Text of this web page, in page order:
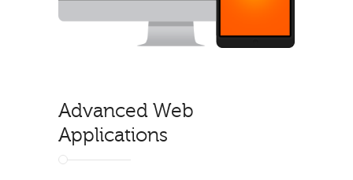
Advanced Web
Applications